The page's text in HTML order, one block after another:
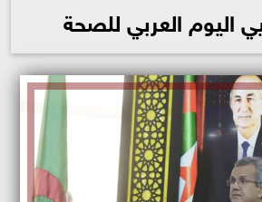
اليوم العربي للصحة